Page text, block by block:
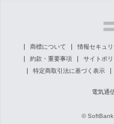
商標について 情報セキュ
約款・重要事項
サイトポリ
特定商取引法に基づく表示
電気通
© SoftBank